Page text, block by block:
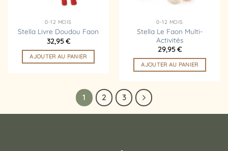
0-12 MOIS
Stella Livre Doudou Faon
32,95€
AJOUTER AU PANIER
0-12 MOIS
Stella Le Faon Multi-
Activités
29,95€
AJOUTER AU PANIER
1 2 3